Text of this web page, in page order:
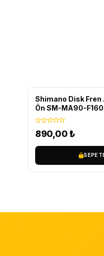
Shimano Disk
Ön SM-MA90-
890,00 ₺